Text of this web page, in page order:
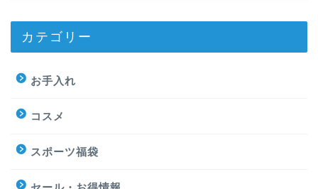
カテゴリー
お手入れ
コスメ
スポーツ福袋